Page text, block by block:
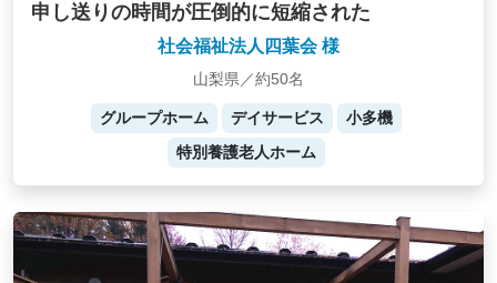
申し送りの時間が圧倒的に短縮された
社会福祉法人四葉会 様
山梨県／約50名
グループホーム デイサービス
小多機
特別養護老人ホーム